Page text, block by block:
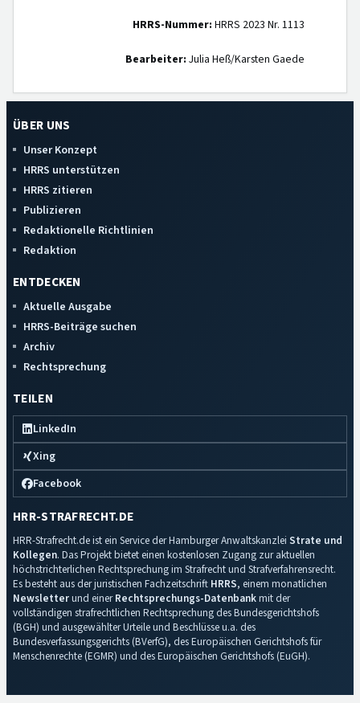
HRRS-Nummer: HRRS 2023 Nr. 1113
Bearbeiter: Julia Heß/Karsten Gaede
ÜBER UNS
Unser Konzept
HRRS unterstützen
HRRS zitieren
Publizieren
Redaktionelle Richtlinien
Redaktion
ENTDECKEN
Aktuelle Ausgabe
HRRS-Beiträge suchen
Archiv
Rechtsprechung
TEILEN
LinkedIn
Xing
Facebook
HRR-STRAFRECHT.DE
HRR-Strafrecht.de ist ein Service der Hamburger Anwaltskanzlei Strate und
Kollegen. Das Projekt bietet einen kostenlosen Zugang zur aktuellen
höchstrichterlichen Rechtsprechung im Strafrecht und Strafverfahrensrecht.
Es besteht aus der juristischen Fachzeitschrift HRRS, einem monatlichen
Newsletterund einerRechtsprechungs-Datenbankmit der
vollständigen strafrechtlichen Rechtsprechung des Bundesgerichtshofs
(BGH) und ausgewählter Urteile und Beschlüsse u.a. des
Bundesverfassungsgerichts (BVerfG), des Europäischen Gerichtshofs für
Menschenrechte (EGMR) und des Europäischen Gerichtshofs (EuGH).